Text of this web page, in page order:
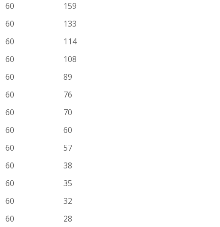
60
159
60
133
60
114
60
108
60
89
60
76
60
70
60
60
60
57
60
38
60
35
60
32
60
28